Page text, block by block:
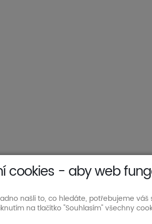
cookies - aby web
našli to, co hledáte, potřebujeme váš
na tlačítko "Souhlasím" všechny